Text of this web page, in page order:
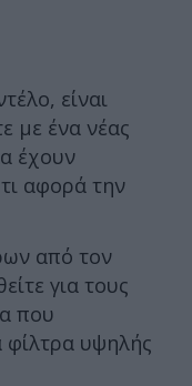
είναι
με ένα νέας
έχουν
αφορά την
από τον
για τους
που
φίλτρα υψηλής